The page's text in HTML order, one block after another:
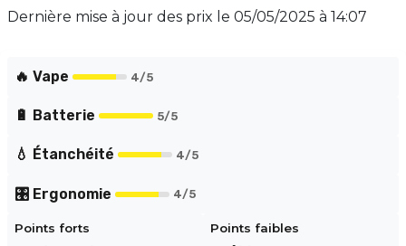
ml en cartouche pré-remplie et 10 ml en réservoir
Dernière mise à jour des prix le 05/05/2025 à 14:07
🔥 Vape 4/5
🔋 Batterie 5/5
💧 Étanchéité 4/5
🎛️ Ergonomie 4/5
Points forts Points faibles